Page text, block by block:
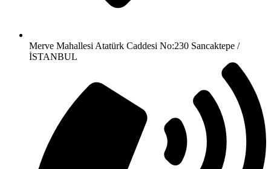
Merve Mahallesi Atatürk Caddesi No:230 Sancaktepe /
İSTANBUL